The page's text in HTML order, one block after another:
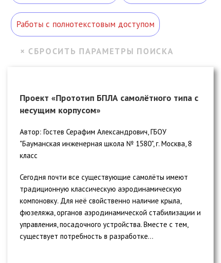
Работы с полнотекстовым доступом
Проект «Прототип БПЛА самолётного типа с
несущим корпусом»
Автор: Гостев Серафим Александрович, ГБОУ
"Бауманская инженерная школа № 1580", г. Москва, 8
класс
Сегодня почти все существующие самолёты имеют
традиционную классическую аэродинамическую
компоновку. Для неё свойственно наличие крыла,
фюзеляжа, органов аэродинамической стабилизации и
управления, посадочного устройства. Вместе с тем,
существует потребность в разработке...